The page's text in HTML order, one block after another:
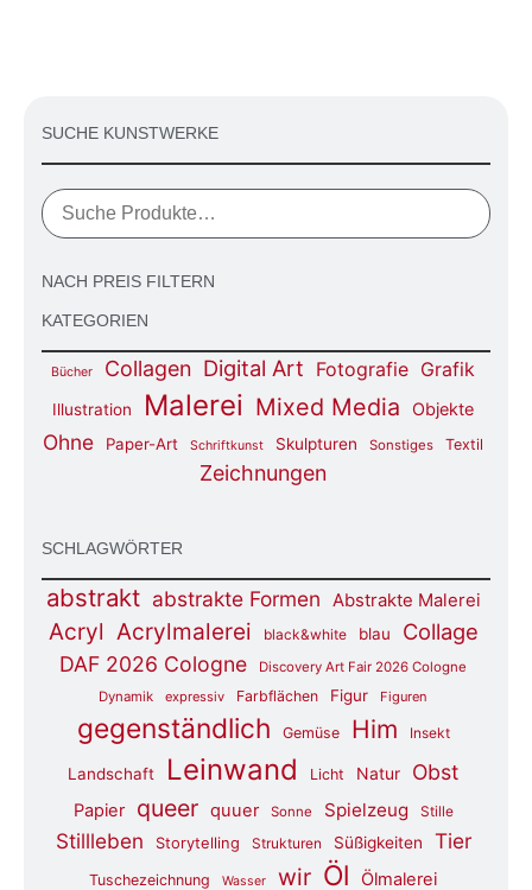
SUCHE KUNSTWERKE
NACH PREIS FILTERN
KATEGORIEN
Bücher Collagen Digital Art Fotografie Grafik
Illustration Malerei Mixed Media Objekte
Ohne Paper-Art Schriftkunst Skulpturen Sonstiges Textil
Zeichnungen
SCHLAGWÖRTER
abstrakt abstrakte Formen Abstrakte Malerei
Acryl Acrylmalerei black&white blau Collage
DAF 2026 Cologne
Discovery Art Fair 2026 Cologne
Dynamik
expressiv Farbflächen Figur Figuren
gegenständlich Gemüse Him Insekt
Landschaft Leinwand Licht Natur Obst
Papier queer quuer Sonne Spielzeug Stille
Stillleben Storytelling Strukturen Süßigkeiten Tier
Tuschezeichnung Wasser wir Öl Ölmalerei